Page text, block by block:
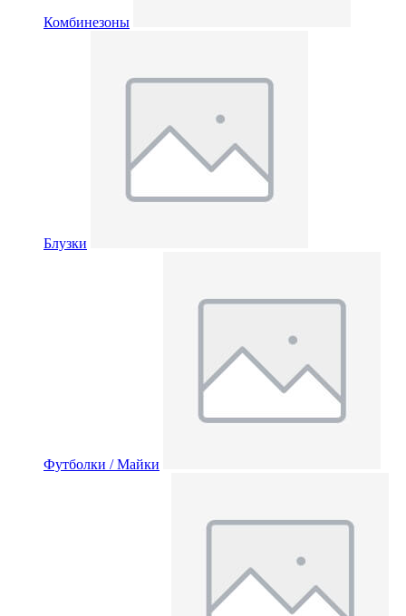
Комбинезоны
Блузки
Футболки / Майки